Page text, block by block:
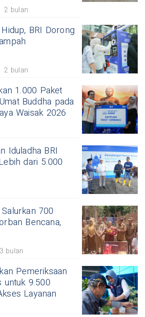
2 bulan
BRI Dorong
2 bulan
1.000 Paket
Buddha pada
Waisak 2026
Iduladha BRI
dari 5.000
700
Bencana,
3 bulan
Pemeriksaan
untuk 9.500
Layanan